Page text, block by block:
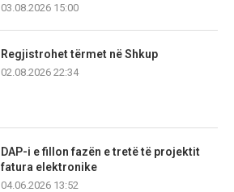
03.08.2026 15:00
Regjistrohet tërmet në Shkup
02.08.2026 22:34
DAP-i e fillon fazën e tretë të projektit
fatura elektronike
04.06.2026 13:52